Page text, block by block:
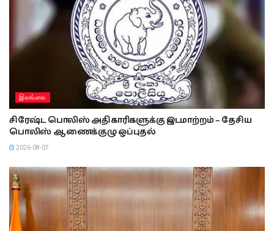
இலங்கை
சிரேஷ்ட பொலிஸ் அதிகாரிகளுக்கு இடமாற்றம் – தேசிய
பொலிஸ் ஆணைக்குழு ஒப்புதல்
2026-08-07